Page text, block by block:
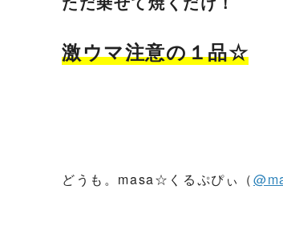
激ウマ注意の１品☆
どうも。masa☆くるぷぴぃ（